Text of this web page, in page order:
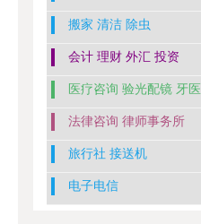
搬家 清洁 除虫
会计 理财 外汇 投资
医疗咨询 验光配镜 牙医
法律咨询 律师事务所
旅行社 接送机
电子电信